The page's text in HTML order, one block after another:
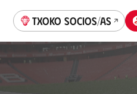
Txoko socios/as